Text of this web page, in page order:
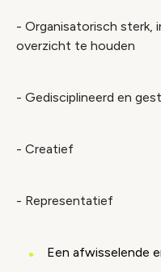
- Organisatorisch sterk,
overzicht te houden
- Gedisciplineerd en
- Creatief
- Representatief
Een afwisselende